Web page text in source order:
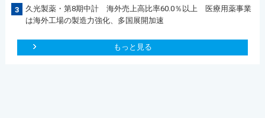
3
久光製薬・第8期中計 海外売上高比率60.0％以上 医療用薬事業
は海外工場の製造力強化、多国展開加速
もっと見る